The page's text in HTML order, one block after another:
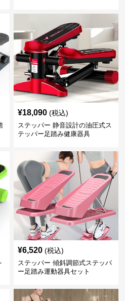
¥18,090 (税込)
ステッパー 静音設計の油圧式ス
テッパー足踏み健康器具
¥6,520 (税込)
ステッパー 傾斜調節式ステッパ
ー足踏み運動器具セット